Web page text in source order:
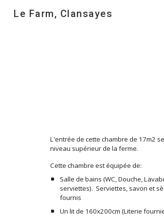
Le Farm, Clansayes
L'entrée de cette chambre de 17m2
niveau supérieur de la ferme.
Cette chambre est équipée de:
Salle de bains (WC, Douche,
serviettes). Serviettes, savon et
fournis
Un lit de 160x200cm (Literie